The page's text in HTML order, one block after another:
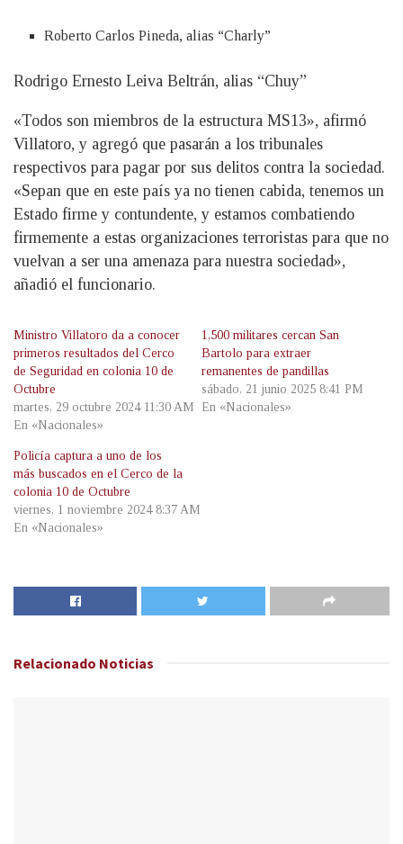
Roberto Carlos Pineda, alias “Charly”
Rodrigo Ernesto Leiva Beltrán, alias “Chuy”
«Todos son miembros de la estructura MS13», afirmó
Villatoro, y agregó que pasarán a los tribunales
respectivos para pagar por sus delitos contra la sociedad.
«Sepan que en este país ya no tienen cabida, tenemos un
Estado firme y contundente, y estamos combatiendo
firmemente a estas organizaciones terroristas para que no
vuelvan a ser una amenaza para nuestra sociedad»,
añadió el funcionario.
Ministro Villatoro da a conocer
primeros resultados del Cerco
de Seguridad en colonia 10 de
Octubre
martes, 29 octubre 2024 11:30 AM
En «Nacionales»
1,500 militares cercan San
Bartolo para extraer
remanentes de pandillas
sábado, 21 junio 2025 8:41 PM
En «Nacionales»
Policía captura a uno de los
más buscados en el Cerco de la
colonia 10 de Octubre
viernes, 1 noviembre 2024 8:37 AM
En «Nacionales»
Relacionado Noticias